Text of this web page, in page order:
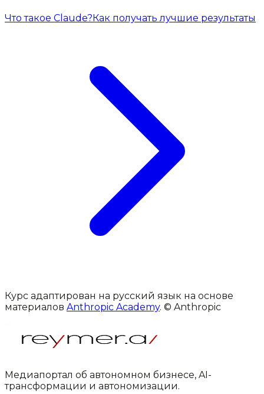
Что такое Claude?Как получать лучшие результаты
Курс адаптирован на русский язык на основе
материалов Anthropic Academy. © Anthropic
Медиапортал об автономном бизнесе, AI-
трансформации и автономизации.